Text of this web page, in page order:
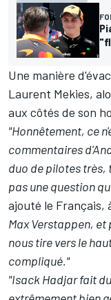
Une manière
Laurent Mekies,
aux côtés de son
"Honnêtement, ce
commentaires
duo de pilotes très,
pas une question
ajouté le Français,
Max Verstappen, et
nous tire vers le
compliqué."
"Isack Hadjar fait